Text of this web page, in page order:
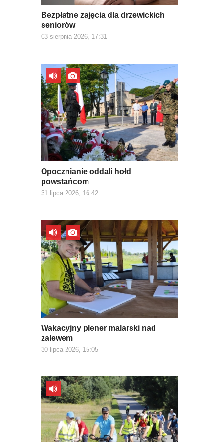
Bezpłatne zajęcia dla drzewickich
seniorów
03 sierpnia 2026, 17:31
Opocznianie oddali hołd
powstańcom
31 lipca 2026, 16:42
Wakacyjny plener malarski nad
zalewem
30 lipca 2026, 15:05